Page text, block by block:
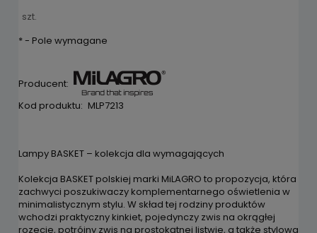
szt.
*- Pole wymagane
Producent:
Kod produktu: MLP7213
Lampy BASKET – kolekcja dla wymagających
Kolekcja BASKET polskiej marki MiLAGRO to propozycja, która
zachwyci poszukiwaczy komplementarnego oświetlenia w
minimalistycznym stylu. W skład tej rodziny produktów
wchodzi praktyczny kinkiet, pojedynczy zwis na okrągłej
rozecie, potrójny zwis na prostokątnej listwie, a także stylowa